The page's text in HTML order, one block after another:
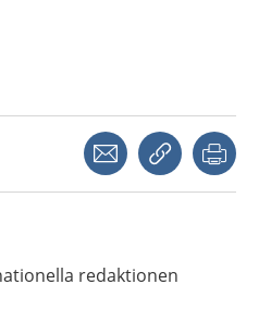
Dela via mejlKopiera länk
redaktionen